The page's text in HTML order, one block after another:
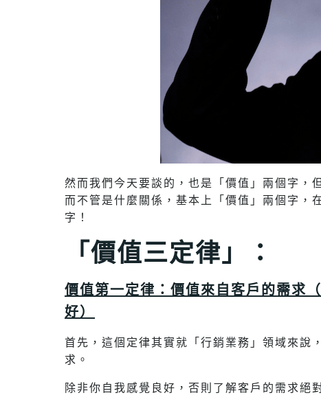
然而我們今天要談的，也是「價值」兩個字，
而不管是什麼關係，基本上「價值」兩個字，
字！
「價值三定律」：
價值第一定律：價值來自客戶的需求
好）
首先，這個定律其實就「行銷業務」領域來說
求。
除非你自我感覺良好，否則了解客戶的需求絕